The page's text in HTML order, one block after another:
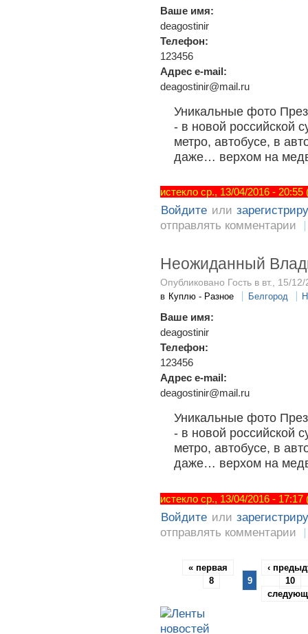
Ваше имя:
deagostinir
Телефон:
123456
Адрес e-mail:
deagostinir@mail.ru
Уникальные фото
- в новой российской
метро, автобусе, в
даже… верхом на
истекло ср., 13/04/2016 -
Войдите или
отправлять комментарии
Неожиданный
Опубликовано Гость в вт., 15/
в Куплю - Разное Белгород
Ваше имя:
deagostinir
Телефон:
123456
Адрес e-mail:
deagostinir@mail.ru
Уникальные фото
- в новой российской
метро, автобусе, в
даже… верхом на
истекло ср., 13/04/2016 -
Войдите или
отправлять комментарии
« первая
‹
8
9
10